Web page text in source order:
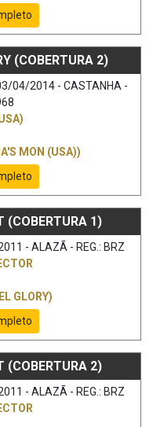
(COBERTURA 2)
04/2014 - CASTANHA -
MON (USA))
(COBERTURA 1)
- ALAZÃ - REG.: BRZ
GLORY)
(COBERTURA 2)
- ALAZÃ - REG.: BRZ